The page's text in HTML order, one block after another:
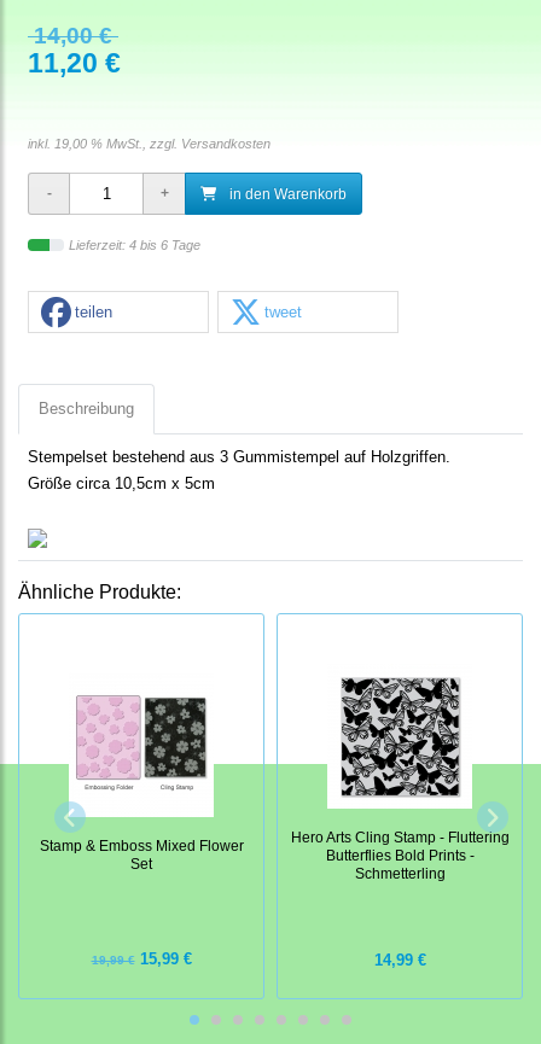
14,00 €
11,20 €
inkl. 19,00 % MwSt., zzgl. Versandkosten
in den Warenkorb
Lieferzeit: 4 bis 6 Tage
teilen tweet
Beschreibung
Stempelset bestehend aus 3 Gummistempel auf Holzgriffen.
Größe circa 10,5cm x 5cm
Ähnliche Produkte:
Stamp & Emboss Mixed Flower
Set
19,99 €15,99 €
Hero Arts Cling Stamp - Fluttering
Butterflies Bold Prints -
Schmetterling
14,99 €